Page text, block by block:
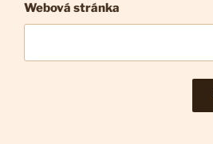
Webová stránka